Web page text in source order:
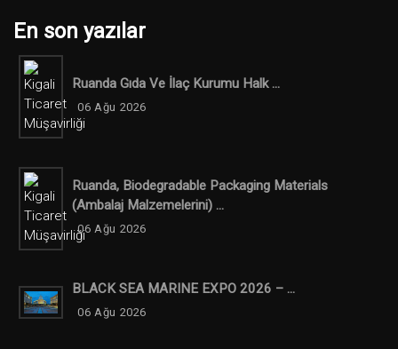
En son yazılar
Ruanda Gıda Ve İlaç Kurumu Halk ...
06 Ağu 2026
Ruanda, Biodegradable Packaging Materials
(ambalaj Malzemelerini) ...
06 Ağu 2026
BLACK SEA MARINE EXPO 2026 – ...
06 Ağu 2026